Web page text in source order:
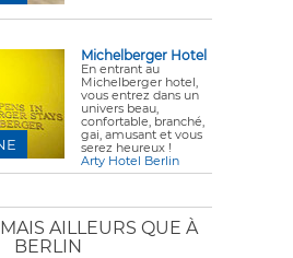
Michelberger Hotel
En entrant au
Michelberger hotel,
vous entrez dans un
univers beau,
confortable, branché,
gai, amusant et vous
serez heureux !
Arty Hotel Berlin
AILLEURS QUE À
BERLIN